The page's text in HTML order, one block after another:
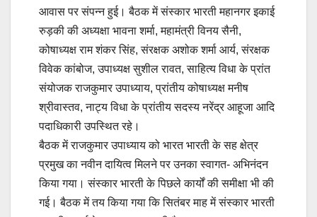
आवास पर संपन्न हुई। बैठक में संस्कार भारती महानगर इकाई
रुड़की की अध्यक्षा भावना शर्मा, महामंत्री विनय सैनी,
कोषाध्यक्ष राम शंकर सिंह, संरक्षक अशोक शर्मा आर्य, संरक्षक
विवेक कांबोज, उपाध्यक्ष सुशील रावत, साहित्य विधा के प्रांत
संयोजक राजकुमार उपाध्याय, प्रांतीय कोषाध्यक्ष मनीष
श्रीवास्तव, नाट्य विधा के प्रांतीय सदस्य नरेंद्र आहूजा आदि
पदाधिकारी उपस्थित रहे।
बैठक में राजकुमार उपाध्याय को भारत भारती के सह क्षेत्र
प्रमुख का नवीन दायित्व मिलने पर उनका स्वागत- अभिनंदन
किया गया। संस्कार भारती के पिछले कार्यों की समीक्षा भी की
गई। बैठक में तय किया गया कि सितंबर माह में संस्कार भारती